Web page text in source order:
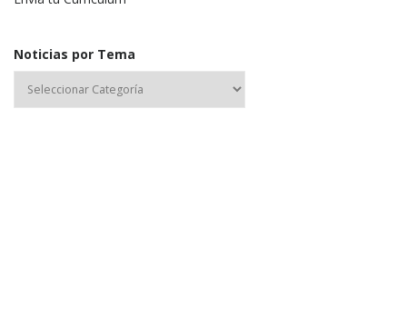
Noticias por Tema